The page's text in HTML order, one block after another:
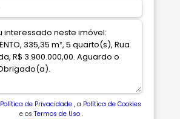
Política de Privacidade , a Política de Cookies
e os Termos de Uso.